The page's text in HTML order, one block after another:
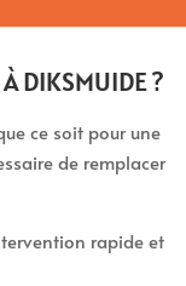
DIKSMUIDE ?
ce soit pour une
de remplacer
rapide et